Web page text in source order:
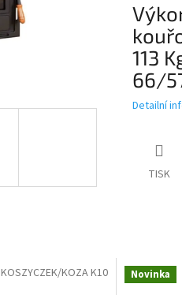
113
66/
Detailní
TISK
KOSZYCZEK/KOZA K10 Novinka